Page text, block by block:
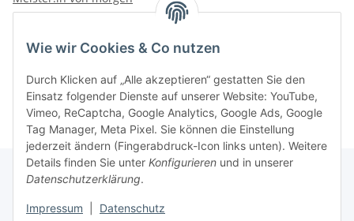
Wie wir Cookies & Co nutzen
Durch Klicken auf „Alle akzeptieren“ gestatten Sie den
Einsatz folgender Dienste auf unserer Website: YouTube,
Vimeo, ReCaptcha, Google Analytics, Google Ads, Google
Tag Manager, Meta Pixel. Sie können die Einstellung
jederzeit ändern (Fingerabdruck-Icon links unten). Weitere
Details finden Sie unter Konfigurieren und in unserer
Datenschutzerklärung.
Impressum Datenschutz
Kategorien
Informationen